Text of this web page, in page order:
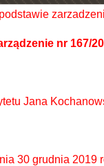
nr 167/
Jana
30 grudnia 2019